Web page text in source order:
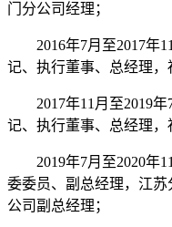
门分公司经理；
2016年7月至2017年
记、执行董事、总经理，
2017年11月至2019
记、执行董事、总经理，
2019年7月至2020年
委委员、副总经理，江
公司副总经理；